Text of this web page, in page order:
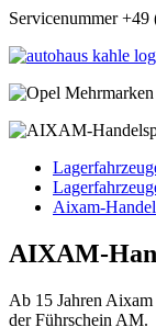
Servicenummer
Aixam-
AIXAM-
Ab 15 Jahren
der Führschein AM.